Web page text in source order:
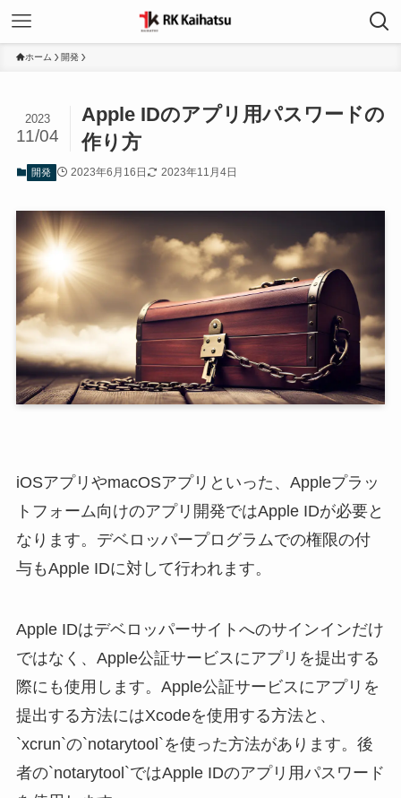
ホーム 開発
Apple IDのアプリ用パスワードの
作り方
2023
11/04
開発 2023年6月16日 2023年11月4日
iOSアプリやmacOSアプリといった、Appleプラッ
トフォーム向けのアプリ開発ではApple IDが必要と
なります。デベロッパープログラムでの権限の付
与もApple IDに対して行われます。
Apple IDはデベロッパーサイトへのサインインだけ
ではなく、Apple公証サービスにアプリを提出する
際にも使用します。Apple公証サービスにアプリを
提出する方法にはXcodeを使用する方法と、
`xcrun`の`notarytool`を使った方法があります。後
者の`notarytool`ではApple IDのアプリ用パスワード